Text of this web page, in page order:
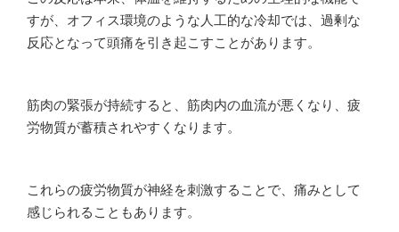
すが、オフィス環境のような人工的な冷却では、過剰な
反応となって頭痛を引き起こすことがあります。
筋肉の緊張が持続すると、筋肉内の血流が悪くなり、疲
労物質が蓄積されやすくなります。
これらの疲労物質が神経を刺激することで、痛みとして
感じられることもあります。